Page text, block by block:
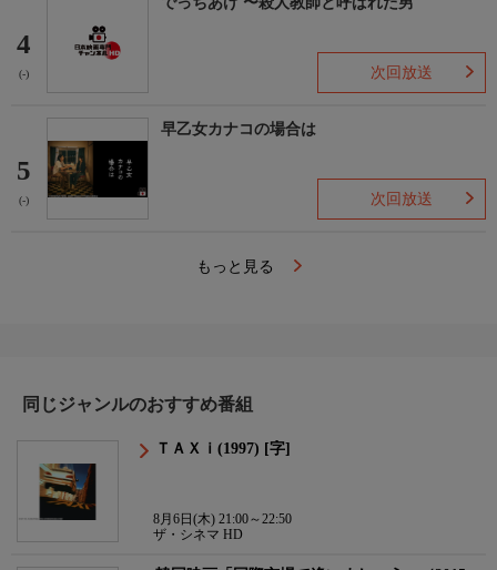
4
(-) 次回放送
5
(-)
早乙女カナコの場合は
次回放送
もっと見る
同じジャンルのおすすめ番組
ＴＡＸｉ(1997) [字]
8月6日(木) 21:00～22:50
ザ・シネマ HD